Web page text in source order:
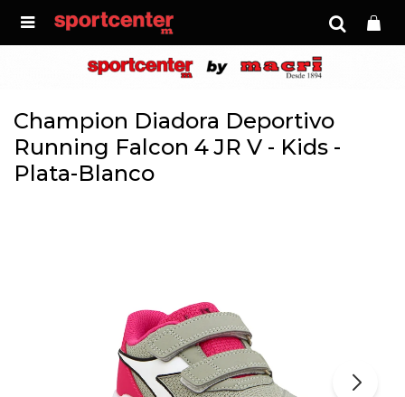

Champion Diadora Deportivo
Running Falcon 4 JR V - Kids -
Plata-Blanco